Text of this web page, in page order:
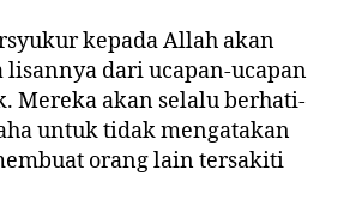
kepada Allah akan
lisannya dari ucapan-ucapan
Mereka akan selalu berhati-
untuk tidak mengatakan
orang lain tersakiti